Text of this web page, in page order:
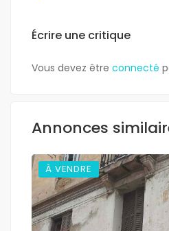
Écrire une critique
Vous devez être connecté
Annonces
À VENDRE